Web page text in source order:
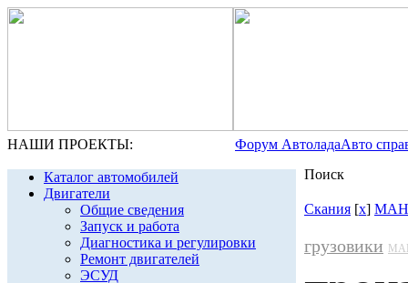
НАШИ ПРОЕКТЫ: Форум АвтоладаАвто
Каталог автомобилей
Двигатели
Общие сведения
Запуск и работа
Диагностика и регулировки
Ремонт двигателей
ЭСУД
Поиск
Скания [x] МАН
грузовики